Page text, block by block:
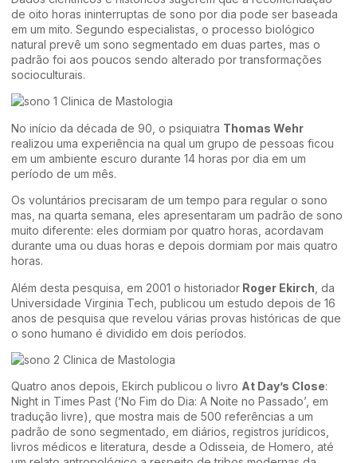
de oito horas ininterruptas de sono por dia pode ser baseada
em um mito. Segundo especialistas, o processo biológico
natural prevê um sono segmentado em duas partes, mas o
padrão foi aos poucos sendo alterado por transformações
socioculturais.
No início da década de 90, o psiquiatra Thomas Wehr
realizou uma experiência na qual um grupo de pessoas ficou
em um ambiente escuro durante 14 horas por dia em um
período de um mês.
Os voluntários precisaram de um tempo para regular o sono
mas, na quarta semana, eles apresentaram um padrão de sono
muito diferente: eles dormiam por quatro horas, acordavam
durante uma ou duas horas e depois dormiam por mais quatro
horas.
Além desta pesquisa, em 2001 o historiador Roger Ekirch , da
Universidade Virginia Tech, publicou um estudo depois de 16
anos de pesquisa que revelou várias provas históricas de que
o sono humano é dividido em dois períodos.
Quatro anos depois, Ekirch publicou o livro At Day’s Close:
Night in Times Past (‘No Fim do Dia: A Noite no Passado’, em
tradução livre), que mostra mais de 500 referências a um
padrão de sono segmentado, em diários, registros jurídicos,
livros médicos e literatura, desde a Odisseia, de Homero, até